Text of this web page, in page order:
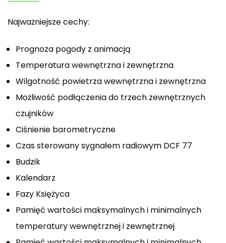
Najważniejsze cechy:
Prognoza pogody z animacją
Temperatura wewnętrzna i zewnętrzna
Wilgotność powietrza wewnętrzna i zewnętrzna
Możliwość podłączenia do trzech zewnętrznych
czujników
Ciśnienie barometryczne
Czas sterowany sygnałem radiowym DCF 77
Budzik
Kalendarz
Fazy Księżyca
Pamięć wartości maksymalnych i minimalnych
temperatury wewnętrznej i zewnętrznej